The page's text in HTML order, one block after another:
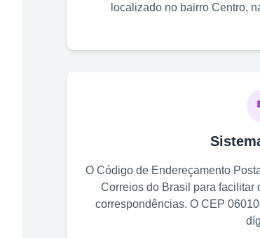
localizado no bairro Centro,
O Código de Endereçamento
Correios do Brasil para facilitar
correspondências. O CEP